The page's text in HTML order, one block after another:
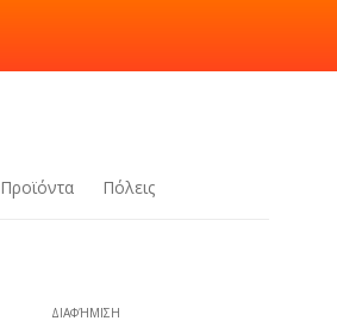
Προϊόντα Πόλεις
ΔΙΑΦΉΜΙΣΗ